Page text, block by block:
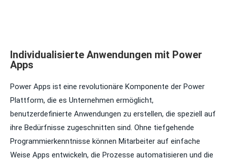
Individualisierte Anwendungen mit Power
Apps
Power Apps ist eine revolutionäre Komponente der Power
Plattform, die es Unternehmen ermöglicht,
benutzerdefinierte Anwendungen zu erstellen, die speziell auf
ihre Bedürfnisse zugeschnitten sind. Ohne tiefgehende
Programmierkenntnisse können Mitarbeiter auf einfache
Weise Apps entwickeln, die Prozesse automatisieren und die